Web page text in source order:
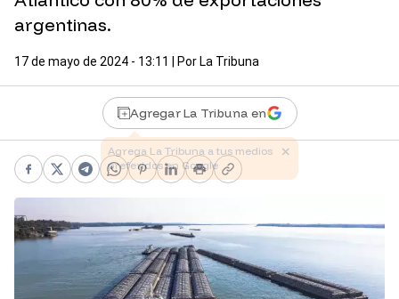
argentinas.
17 de mayo de 2024 - 13:11 | Por La Tribuna
Agregar La Tribuna en
Facebook
X Telegram
WhatsApp
Pinterest
LinkedIn
PrintCopy link